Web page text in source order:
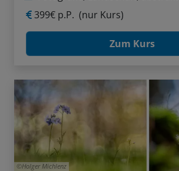
399€ p.P. (nur Kurs)
Zum Kurs
Holger Michlenz